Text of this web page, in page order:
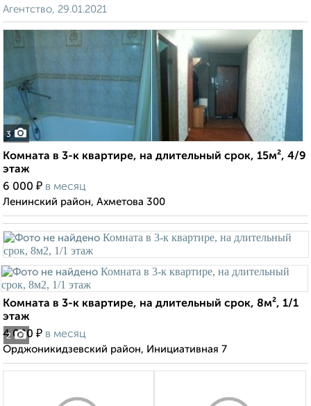
Агентство, 29.01.2021
3
Комната в 3-к квартире, на длительный срок, 15м², 4/9
этаж
6 000 ₽ в месяц
Ленинский район, Ахметова 300
2
Комната в 3-к квартире, на длительный срок, 8м², 1/1
этаж
4 000 ₽ в месяц
Орджоникидзевский район, Инициативная 7